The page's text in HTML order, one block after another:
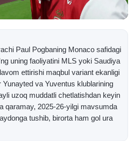
Paul Pogbaning Monaco safidagi
uning faoliyatini MLS yoki Saudiya
ettirishi maqbul variant ekanligi
va Yuventus klublarining
uzoq muddatli chetlatishdan keyin
qaramay, 2025-26-yilgi mavsumda
tushib, birorta ham gol ura